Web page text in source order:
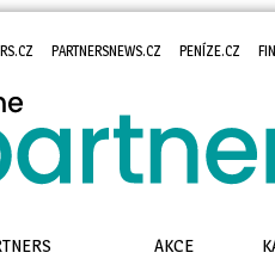
PARTNERSNEWS.CZ PENÍZE.CZ
AKCE